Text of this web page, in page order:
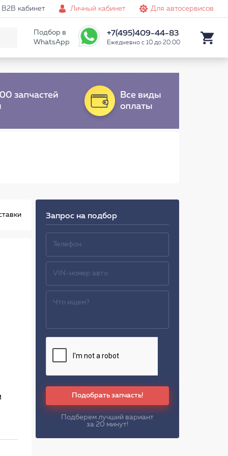
B2B кабинет Личный кабинет Для автосервисов
Подбор в
WhatsApp
+7(495)409-44-83
Ежедневно с 10 до 20:00
Запрос на подбор
Подобрать запчасть!
Подберем лучший вариант
за 20 минут!